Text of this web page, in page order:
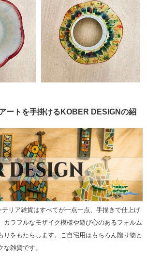
ートを手掛けるKOBER DESIGNの紹
リア雑貨はすべてが一点一点、手描きで仕上げ
カラフルなモザイク模様や遊び心のあるフォルム
りをもたらします。ご自宅用はもちろん贈り物と
雑貨です。